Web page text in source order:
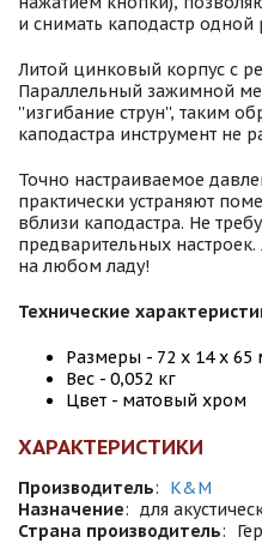
и снимать каподастр одной
Литой цинковый корпус с
Параллельный зажимной
''изгибание струн'', таким
каподастра инструмент не
Точно настраиваемое
практически устраняют
вблизи каподастра. Не
предварительных настроек.
на любом ладу!
Технические
Размеры - 72 х 14 х 65
Вес - 0,052 кг
Цвет - матовый хром
ХАРАКТЕРИСТИКИ
Производитель:
K&M
Назначение: для
Страна производитель: